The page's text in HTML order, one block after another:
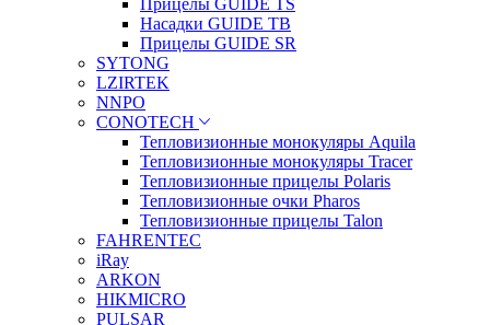
Насадки GUIDE TB
Прицелы GUIDE SR
SYTONG
LZIRTEK
NNPO
CONOTECH
Тепловизионные монокуляры Aquila
Тепловизионные монокуляры Tracer
Тепловизионные прицелы Polaris
Тепловизионные очки Pharos
Тепловизионные прицелы Talon
FAHRENTEC
iRay
ARKON
HIKMICRO
PULSAR